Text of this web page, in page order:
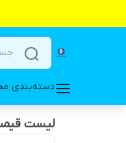
دسته‌بندی
لیست قیمت